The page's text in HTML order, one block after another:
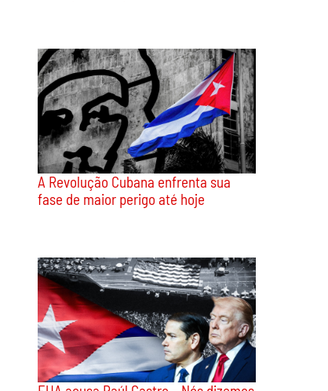
A Revolução Cubana enfrenta sua
fase de maior perigo até hoje